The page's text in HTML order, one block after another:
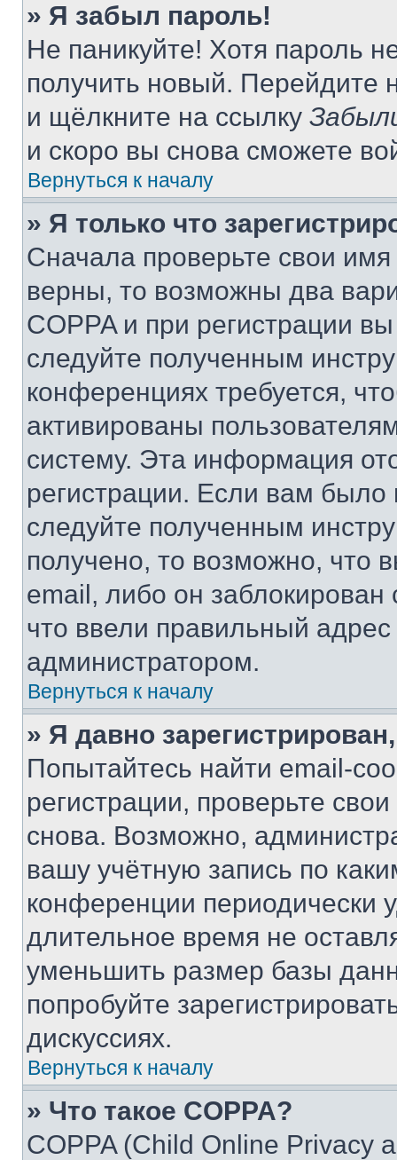
» Я забыл пароль!
Не паникуйте! Хотя пароль
получить новый. Перейдите
и щёлкните на ссылку
и скоро вы снова сможете
Вернуться к началу
» Я только что
Сначала проверьте свои
верны, то возможны два
COPPA и при регистрации
следуйте полученным
конференциях требуется,
активированы
систему. Эта информация
регистрации. Если вам
следуйте полученным
получено, то возможно, что
email, либо он
что ввели правильный адрес
администратором.
Вернуться к началу
» Я давно
Попытайтесь найти email-
регистрации, проверьте
снова. Возможно,
вашу учётную запись по
конференции периодически
длительное время не
уменьшить размер базы
попробуйте
дискуссиях.
Вернуться к началу
» Что такое COPPA?
COPPA (Child Online Privacy